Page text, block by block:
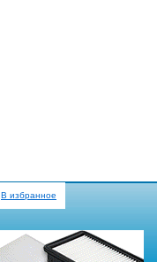
В избранное